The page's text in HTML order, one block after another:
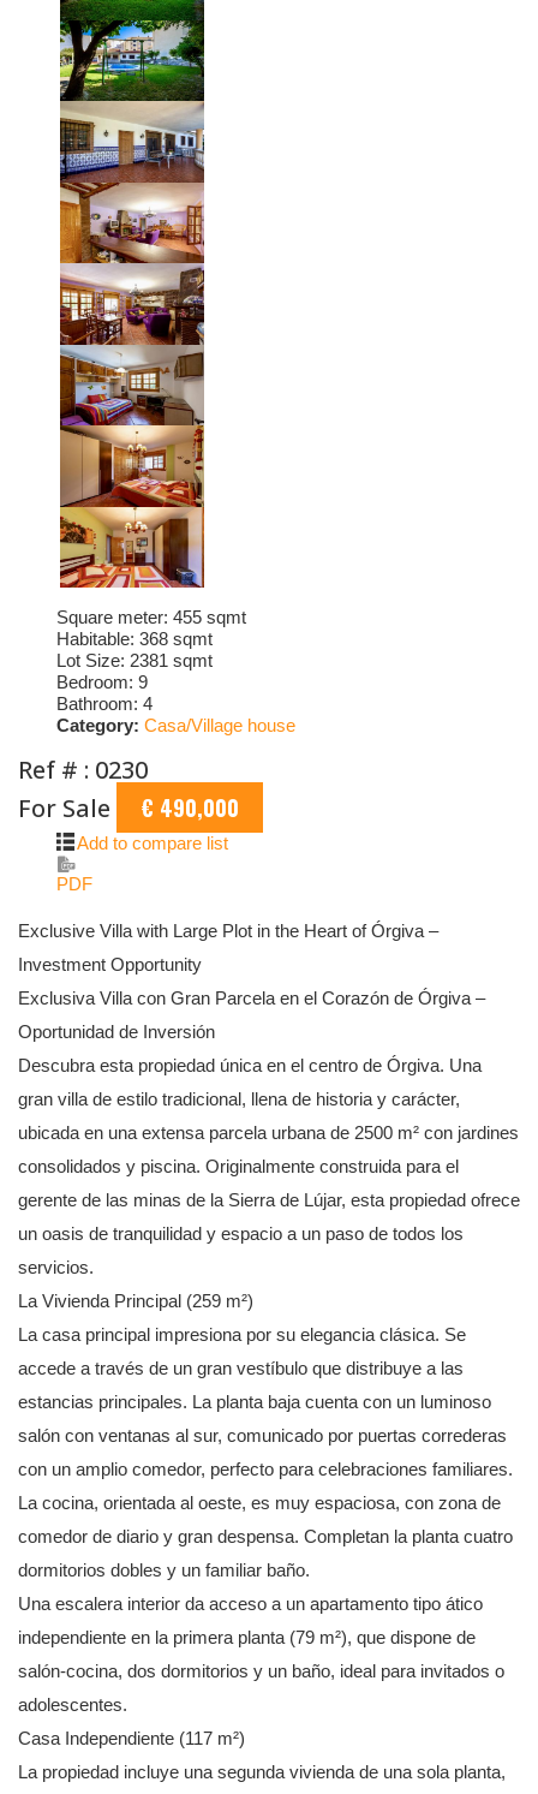
Square meter: 455 sqmt
Habitable: 368 sqmt
Lot Size: 2381 sqmt
Bedroom: 9
Bathroom: 4
Category: Casa/Village house
Ref # : 0230
For Sale
€ 490,000
Add to compare list
PDF
Exclusive Villa with Large Plot in the Heart of Órgiva –
Investment Opportunity
Exclusiva Villa con Gran Parcela en el Corazón de Órgiva –
Oportunidad de Inversión
Descubra esta propiedad única en el centro de Órgiva. Una
gran villa de estilo tradicional, llena de historia y carácter,
ubicada en una extensa parcela urbana de 2500 m² con jardines
consolidados y piscina. Originalmente construida para el
gerente de las minas de la Sierra de Lújar, esta propiedad ofrece
un oasis de tranquilidad y espacio a un paso de todos los
servicios.
La Vivienda Principal (259 m²)
La casa principal impresiona por su elegancia clásica. Se
accede a través de un gran vestíbulo que distribuye a las
estancias principales. La planta baja cuenta con un luminoso
salón con ventanas al sur, comunicado por puertas correderas
con un amplio comedor, perfecto para celebraciones familiares.
La cocina, orientada al oeste, es muy espaciosa, con zona de
comedor de diario y gran despensa. Completan la planta cuatro
dormitorios dobles y un familiar baño.
Una escalera interior da acceso a un apartamento tipo ático
independiente en la primera planta (79 m²), que dispone de
salón-cocina, dos dormitorios y un baño, ideal para invitados o
adolescentes.
Casa Independiente (117 m²)
La propiedad incluye una segunda vivienda de una sola planta,